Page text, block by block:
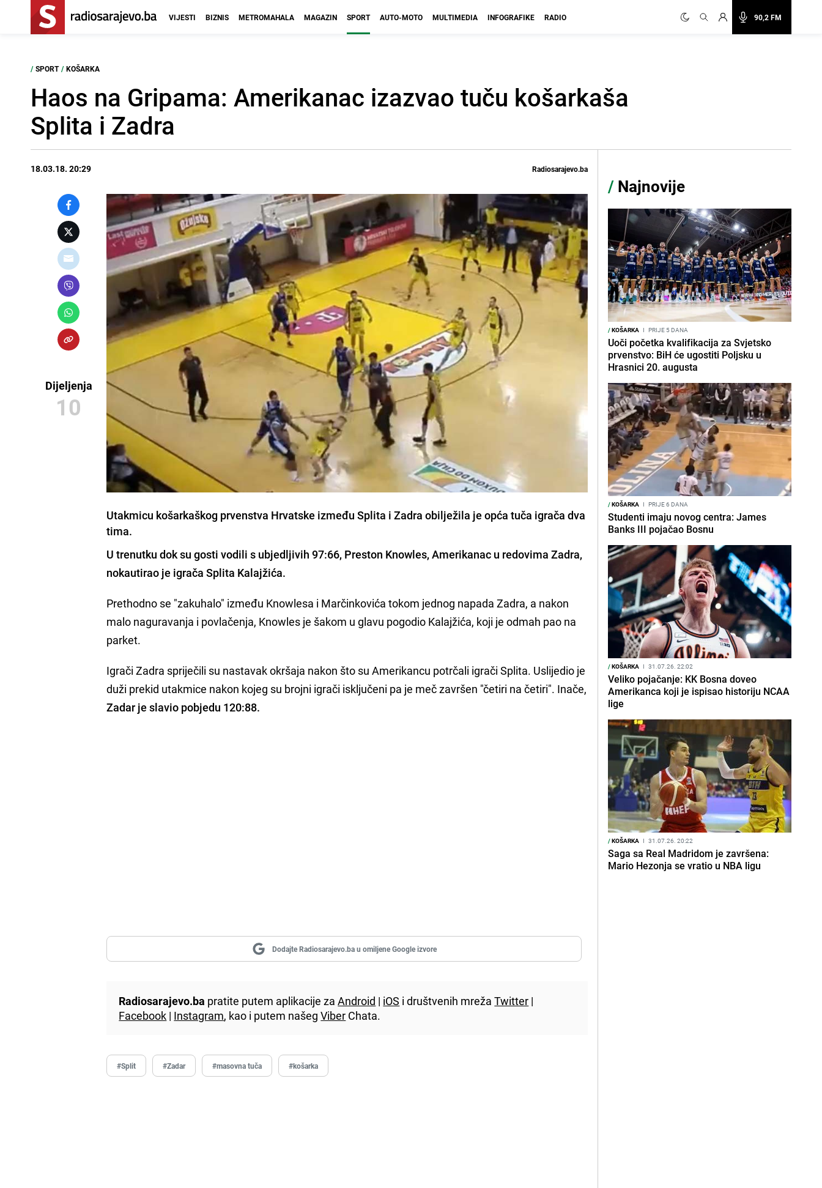
90,2 FM
VIJESTI BIZNIS METROMAHALA MAGAZIN SPORT AUTO-MOTO MULTIMEDIA INFOGRAFIKE RADIO
/ SPORT / KOŠARKA
Haos na Gripama: Amerikanac izazvao tuču košarkaša
Splita i Zadra
18.03.18. 20:29 Radiosarajevo.ba
Dijeljenja
10
Utakmicu košarkaškog prvenstva Hrvatske između Splita i Zadra obilježila je opća tuča igrača dva
tima.
U trenutku dok su gosti vodili s ubjedljivih 97:66, Preston Knowles, Amerikanac u redovima Zadra,
nokautirao je igrača Splita Kalajžića.
Prethodno se "zakuhalo" između Knowlesa i Marčinkovića tokom jednog napada Zadra, a nakon
malo naguravanja i povlačenja, Knowles je šakom u glavu pogodio Kalajžića, koji je odmah pao na
parket.
Igrači Zadra spriječili su nastavak okršaja nakon što su Amerikancu potrčali igrači Splita. Uslijedio je
duži prekid utakmice nakon kojeg su brojni igrači isključeni pa je meč završen "četiri na četiri". Inače,
Zadar je slavio pobjedu 120:88.
Dodajte Radiosarajevo.ba u omiljene Google izvore
Radiosarajevo.ba pratite putem aplikacije zaAndroid | iOS i društvenih mrežaTwitter |
Facebook | Instagram, kao i putem našegViber Chata.
#Split #Zadar #masovna tuča #košarka
/ Najnovije
/KOŠARKA I PRIJE 5 DANA
Uoči početka kvalifikacija za Svjetsko
prvenstvo: BiH će ugostiti Poljsku u
Hrasnici 20. augusta
/KOŠARKA I PRIJE 6 DANA
Studenti imaju novog centra: James
Banks III pojačao Bosnu
/KOŠARKA I 31.07.26. 22:02
Veliko pojačanje: KK Bosna doveo
Amerikanca koji je ispisao historiju NCAA
lige
/KOŠARKA I 31.07.26. 20:22
Saga sa Real Madridom je završena:
Mario Hezonja se vratio u NBA ligu